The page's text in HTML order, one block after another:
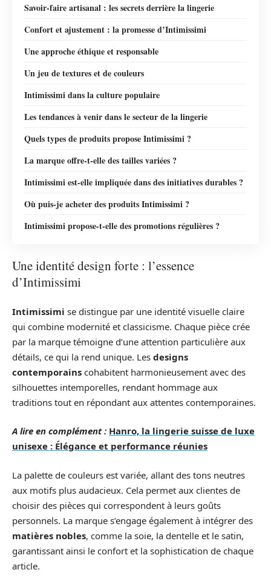
Savoir-faire artisanal : les secrets derrière la lingerie
Confort et ajustement : la promesse d’Intimissimi
Une approche éthique et responsable
Un jeu de textures et de couleurs
Intimissimi dans la culture populaire
Les tendances à venir dans le secteur de la lingerie
Quels types de produits propose Intimissimi ?
La marque offre-t-elle des tailles variées ?
Intimissimi est-elle impliquée dans des initiatives durables ?
Où puis-je acheter des produits Intimissimi ?
Intimissimi propose-t-elle des promotions régulières ?
Une identité design forte : l’essence
d’Intimissimi
Intimissimi se distingue par une identité visuelle claire
qui combine modernité et classicisme. Chaque pièce crée
par la marque témoigne d’une attention particulière aux
détails, ce qui la rend unique. Les designs
contemporains cohabitent harmonieusement avec des
silhouettes intemporelles, rendant hommage aux
traditions tout en répondant aux attentes contemporaines.
A lire en complément : Hanro, la lingerie suisse de luxe
unisexe : Élégance et performance réunies
La palette de couleurs est variée, allant des tons neutres
aux motifs plus audacieux. Cela permet aux clientes de
choisir des pièces qui correspondent à leurs goûts
personnels. La marque s’engage également à intégrer des
matières nobles, comme la soie, la dentelle et le satin,
garantissant ainsi le confort et la sophistication de chaque
article.